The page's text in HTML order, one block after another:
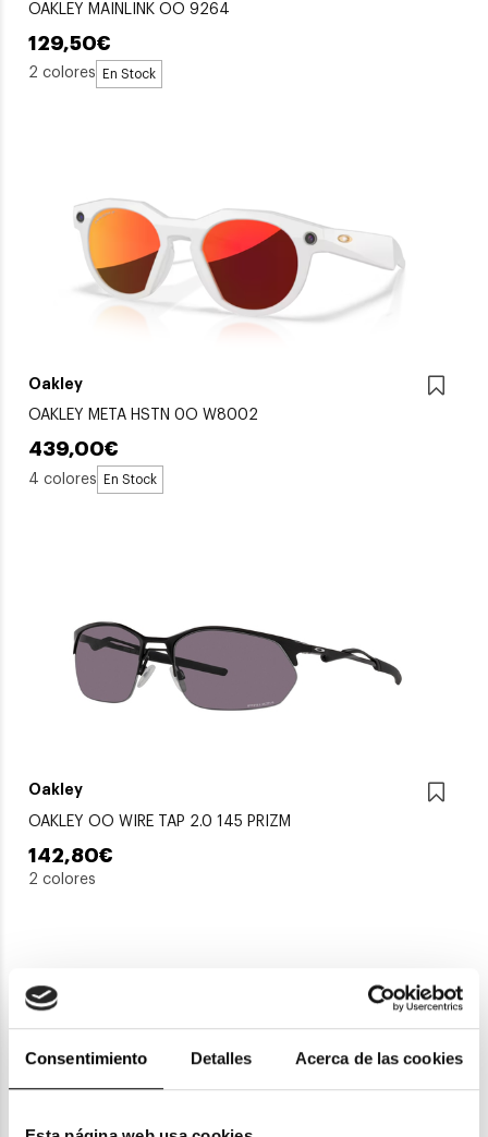
Consentimiento Detalles Acerca de las cookies
OAKLEY MAINLINK OO 9264
129,50€
2 colores En Stock
Oakley
OAKLEY META HSTN 0O W8002
439,00€
4 colores En Stock
Oakley
OAKLEY OO WIRE TAP 2.0 145 PRIZM
142,80€
2 colores